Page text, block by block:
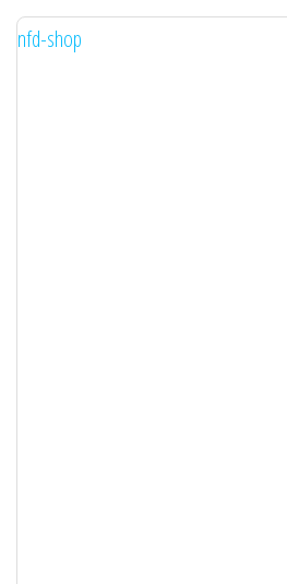
nfd-shop